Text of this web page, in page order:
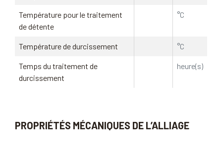
Température pour le traitement
de détente
°C
Température de durcissement °C
Temps du traitement de
durcissement
heure(s)
PROPRIÉTÉS MÉCANIQUES DE L’ALLIAGE